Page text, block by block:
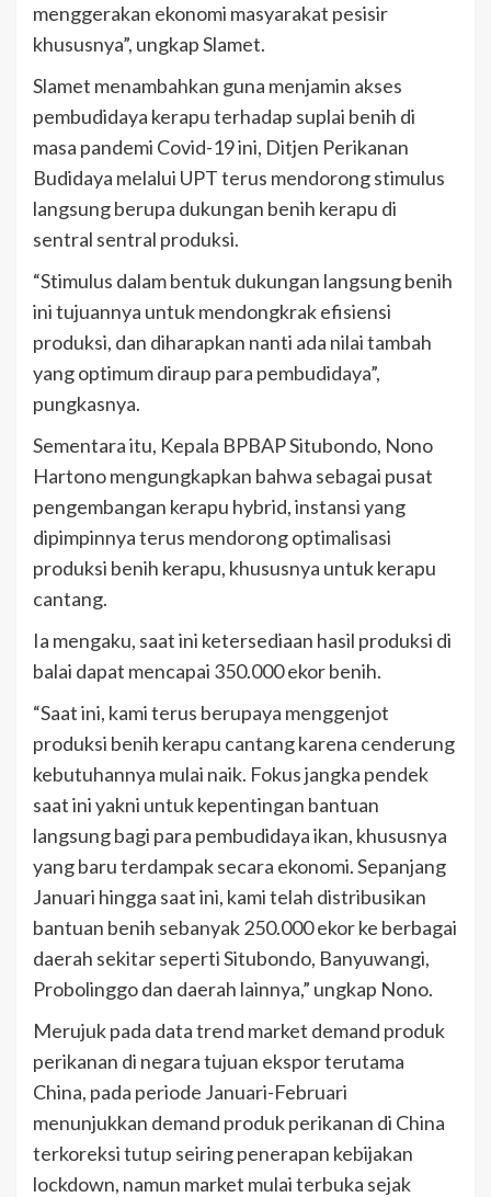
menggerakan ekonomi masyarakat pesisir
khususnya”, ungkap Slamet.
Slamet menambahkan guna menjamin akses
pembudidaya kerapu terhadap suplai benih di
masa pandemi Covid-19 ini, Ditjen Perikanan
Budidaya melalui UPT terus mendorong stimulus
langsung berupa dukungan benih kerapu di
sentral sentral produksi.
“Stimulus dalam bentuk dukungan langsung benih
ini tujuannya untuk mendongkrak efisiensi
produksi, dan diharapkan nanti ada nilai tambah
yang optimum diraup para pembudidaya”,
pungkasnya.
Sementara itu, Kepala BPBAP Situbondo, Nono
Hartono mengungkapkan bahwa sebagai pusat
pengembangan kerapu hybrid, instansi yang
dipimpinnya terus mendorong optimalisasi
produksi benih kerapu, khususnya untuk kerapu
cantang.
Ia mengaku, saat ini ketersediaan hasil produksi di
balai dapat mencapai 350.000 ekor benih.
“Saat ini, kami terus berupaya menggenjot
produksi benih kerapu cantang karena cenderung
kebutuhannya mulai naik. Fokus jangka pendek
saat ini yakni untuk kepentingan bantuan
langsung bagi para pembudidaya ikan, khususnya
yang baru terdampak secara ekonomi. Sepanjang
Januari hingga saat ini, kami telah distribusikan
bantuan benih sebanyak 250.000 ekor ke berbagai
daerah sekitar seperti Situbondo, Banyuwangi,
Probolinggo dan daerah lainnya,” ungkap Nono.
Merujuk pada data trend market demand produk
perikanan di negara tujuan ekspor terutama
China, pada periode Januari-Februari
menunjukkan demand produk perikanan di China
terkoreksi tutup seiring penerapan kebijakan
lockdown, namun market mulai terbuka sejak